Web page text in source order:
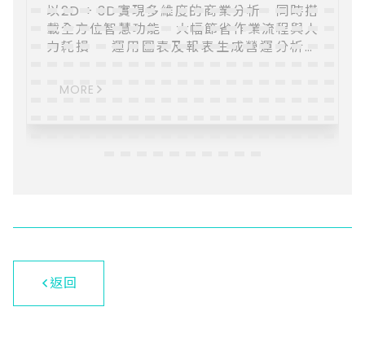
以2D + 3D實現多維度的商業分析，同時搭
載全方位智慧功能，大幅節省作業流程與人
力耗損。 ​運用圖表及報表生成營運分析場
策的最佳捷徑。 【數據連接】支持多種數據
輸出服務。
MORE
返回